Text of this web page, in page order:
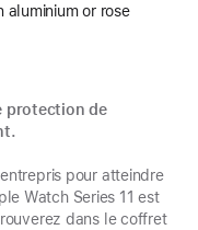
aluminium or rose
protection de
pour atteindre
Watch Series 11 est
dans le coffret